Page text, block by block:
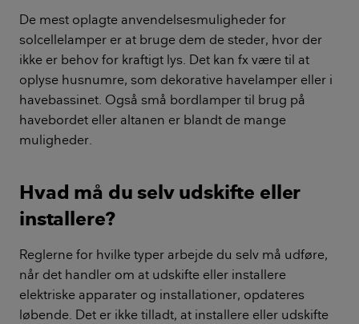
De mest oplagte anvendelsesmuligheder for
solcellelamper er at bruge dem de steder, hvor der
ikke er behov for kraftigt lys. Det kan fx være til at
oplyse husnumre, som dekorative havelamper eller i
havebassinet. Også små bordlamper til brug på
havebordet eller altanen er blandt de mange
muligheder.
Hvad må du selv udskifte eller
installere?
Reglerne for hvilke typer arbejde du selv må udføre,
når det handler om at udskifte eller installere
elektriske apparater og installationer, opdateres
løbende. Det er ikke tilladt, at installere eller udskifte